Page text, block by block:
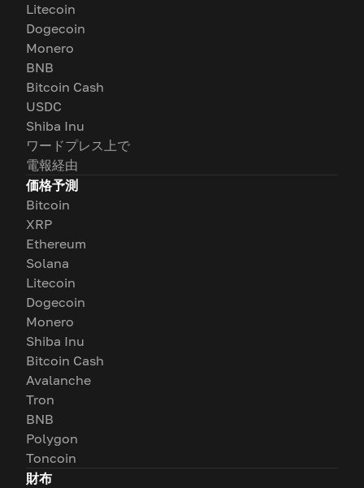
Litecoin
Dogecoin
Monero
BNB
Bitcoin Cash
USDC
Shiba Inu
ワードプレス上で
電報経由
価格予測
Bitcoin
XRP
Ethereum
Solana
Litecoin
Dogecoin
Monero
Shiba Inu
Bitcoin Cash
Avalanche
Tron
BNB
Polygon
Toncoin
財布